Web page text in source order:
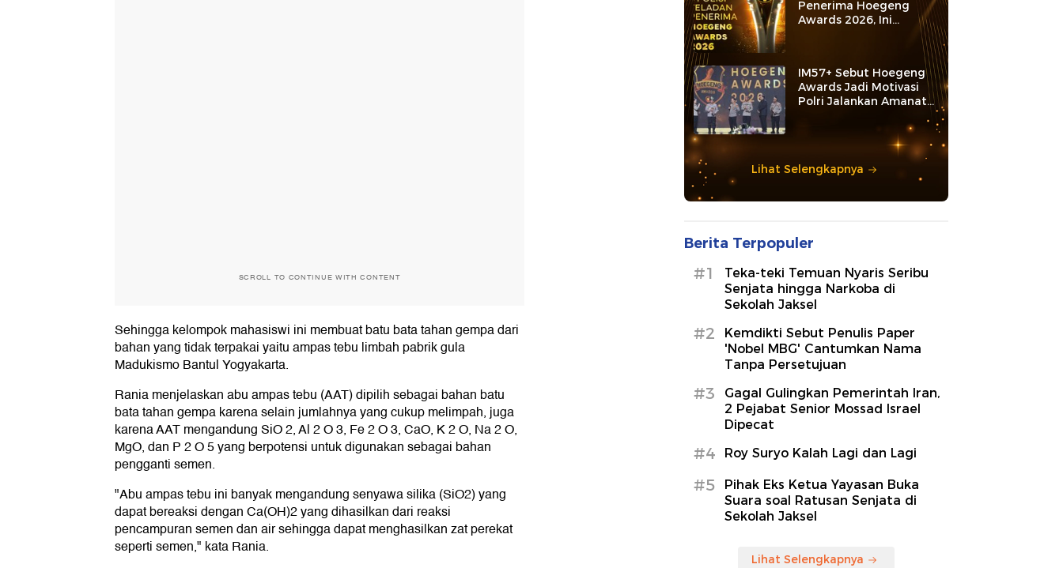
SCROLL TO CONTINUE WITH CONTENT
Sehingga kelompok mahasiswi ini membuat batu bata tahan gempa dari
bahan yang tidak terpakai yaitu ampas tebu limbah pabrik gula
Madukismo Bantul Yogyakarta.
Rania menjelaskan abu ampas tebu (AAT) dipilih sebagai bahan batu
bata tahan gempa karena selain jumlahnya yang cukup melimpah, juga
karena AAT mengandung SiO 2, Al 2 O 3, Fe 2 O 3, CaO, K 2 O, Na 2 O,
MgO, dan P 2 O 5 yang berpotensi untuk digunakan sebagai bahan
pengganti semen.
"Abu ampas tebu ini banyak mengandung senyawa silika (SiO2) yang
dapat bereaksi dengan Ca(OH)2 yang dihasilkan dari reaksi
pencampuran semen dan air sehingga dapat menghasilkan zat perekat
seperti semen," kata Rania.
Penerima Hoegeng
Awards 2026, Ini
Kategori dan Kiprahnya
IM57+ Sebut Hoegeng
Awards Jadi Motivasi
Polri Jalankan Amanat
Lihat Selengkapnya
Berita Terpopuler
#1
Teka-teki Temuan Nyaris Seribu
Senjata hingga Narkoba di
Sekolah Jaksel
#2
Kemdikti Sebut Penulis Paper
'Nobel MBG' Cantumkan Nama
Tanpa Persetujuan
#3
Gagal Gulingkan Pemerintah Iran,
2 Pejabat Senior Mossad Israel
Dipecat
#4 Roy Suryo Kalah Lagi dan Lagi
#5
Pihak Eks Ketua Yayasan Buka
Suara soal Ratusan Senjata di
Sekolah Jaksel
Lihat Selengkapnya